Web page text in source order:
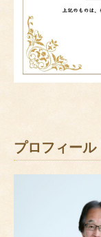
プロフィール